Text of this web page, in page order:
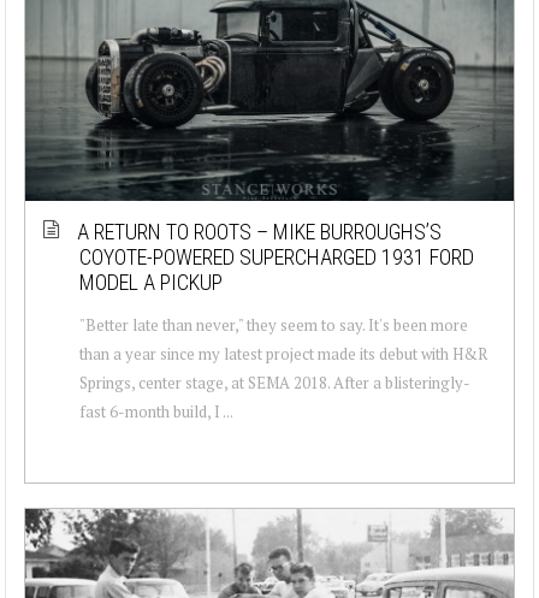
A RETURN TO ROOTS – MIKE BURROUGHS’S
COYOTE-POWERED SUPERCHARGED 1931 FORD
MODEL A PICKUP
"Better late than never," they seem to say. It's been more
than a year since my latest project made its debut with H&R
Springs, center stage, at SEMA 2018. After a blisteringly-
fast 6-month build, I ...